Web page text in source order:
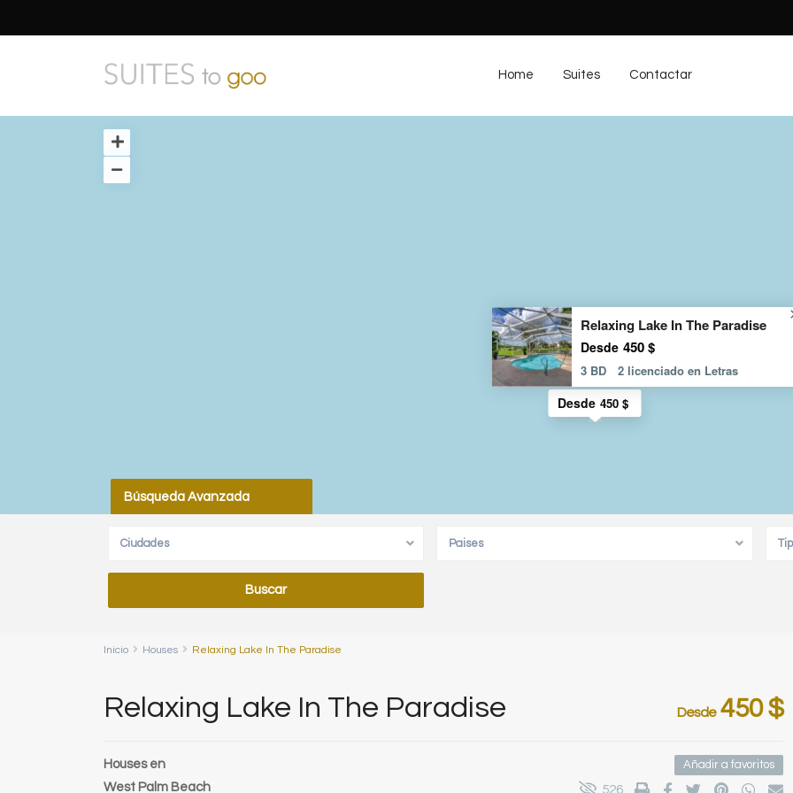
Home Suites Contactar
Desde 450 $
Relaxing Lake In The Paradise
Desde 450 $
3 BD 2 licenciado en Letras
Búsqueda Avanzada
Ciudades Paises
Inicio Houses Relaxing Lake In The Paradise
Relaxing Lake In The Paradise Desde450 $
Housesen
West Palm Beach
Añadir a favoritos
526